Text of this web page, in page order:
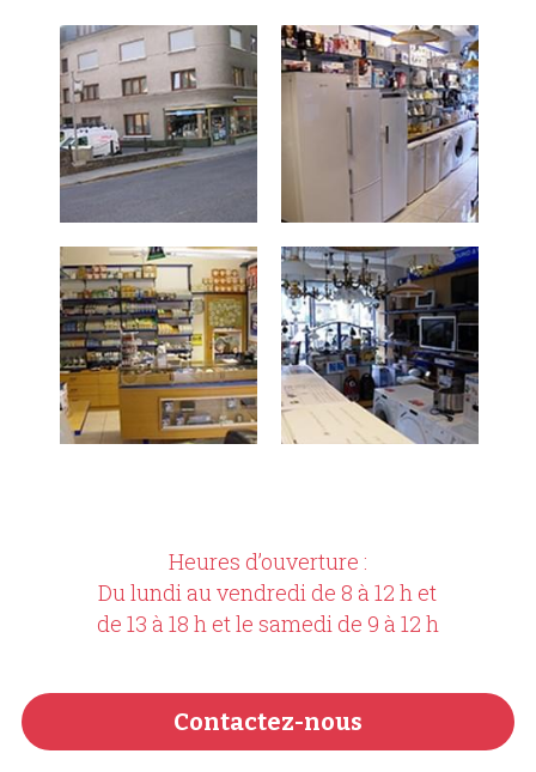
Heures d’ouverture :
Du lundi au vendredi de 8 à 12 h et
de 13 à 18 h et le samedi de 9 à 12 h
Contactez-nous